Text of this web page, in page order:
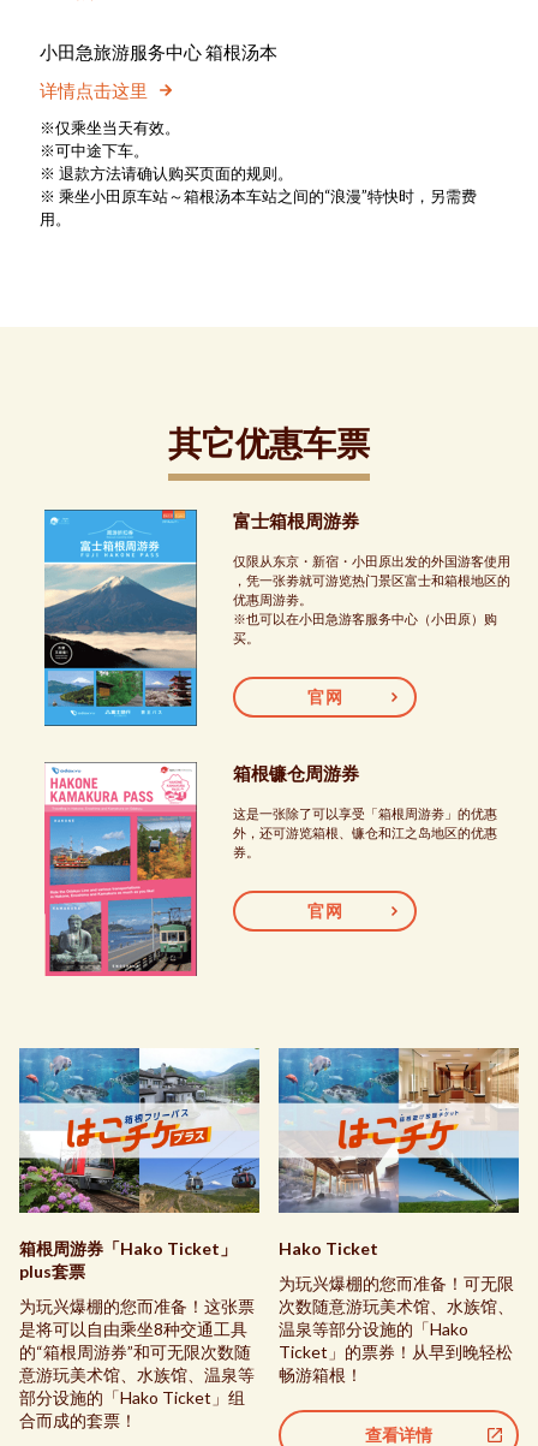
小田急旅游服务中心 箱根汤本
详情点击这里
※仅乘坐当天有效。
※可中途下车。
※ 退款方法请确认购买页面的规则。
※ 乘坐小田原车站～箱根汤本车站之间的“浪漫”特快时，另需费
用。
其它优惠车票
富士箱根周游券
仅限从东京・新宿・小田原出发的外国游客使用
，凭一张劵就可游览热门景区富士和箱根地区的
优惠周游劵。
※也可以在小田急游客服务中心（小田原）购
买。
官网
箱根镰仓周游券
这是一张除了可以享受「箱根周游劵」的优惠
外，还可游览箱根、镰仓和江之岛地区的优惠
券。
官网
箱根周游券「Hako Ticket」
plus套票
为玩兴爆棚的您而准备！这张票
是将可以自由乘坐8种交通工具
的“箱根周游券”和可无限次数随
意游玩美术馆、水族馆、温泉等
部分设施的「Hako Ticket」组
合而成的套票！
Hako Ticket
为玩兴爆棚的您而准备！可无限
次数随意游玩美术馆、水族馆、
温泉等部分设施的「Hako
Ticket」的票券！从早到晚轻松
畅游箱根！
查看详情